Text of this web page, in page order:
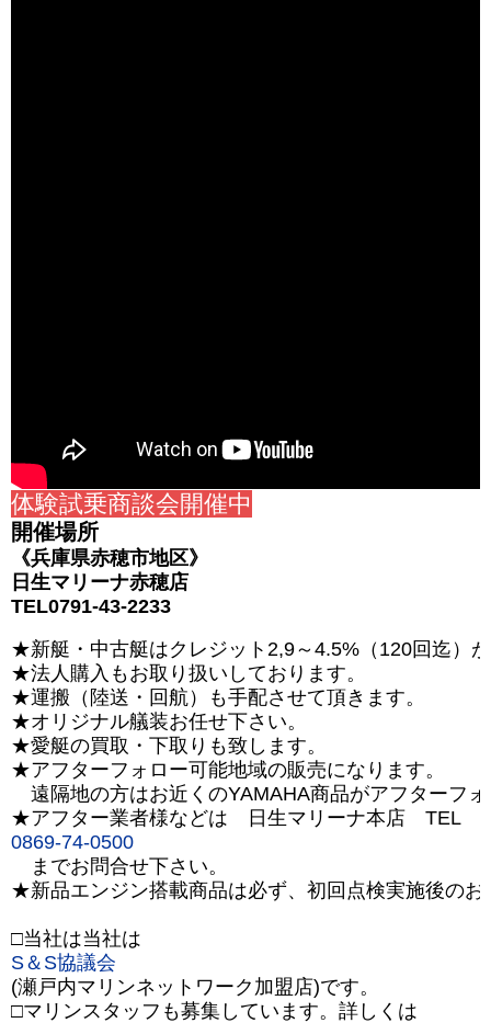
体験試乗商談会開催中
開催場所
《兵庫県赤穂市地区》
日生マリーナ赤穂店
TEL0791-43-2233
★新艇・中古艇はクレジット2,9～4.5%（120回迄）
★法人購入もお取り扱いしております。
★運搬（陸送・回航）も手配させて頂きます。
★オリジナル艤装お任せ下さい。
★愛艇の買取・下取りも致します。
★アフターフォロー可能地域の販売になります。
遠隔地の方はお近くのYAMAHA商品がアフターフ
★アフター業者様などは 日生マリーナ本店 TEL
0869-74-0500
までお問合せ下さい。
★新品エンジン搭載商品は必ず、初回点検実施後のお
□当社は当社は
S＆S協議会
(瀬戸内マリンネットワーク加盟店)です。
□マリンスタッフも募集しています。詳しくは